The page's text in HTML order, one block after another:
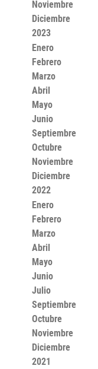
Noviembre
Diciembre
2023
Enero
Febrero
Marzo
Abril
Mayo
Junio
Septiembre
Octubre
Noviembre
Diciembre
2022
Enero
Febrero
Marzo
Abril
Mayo
Junio
Julio
Septiembre
Octubre
Noviembre
Diciembre
2021